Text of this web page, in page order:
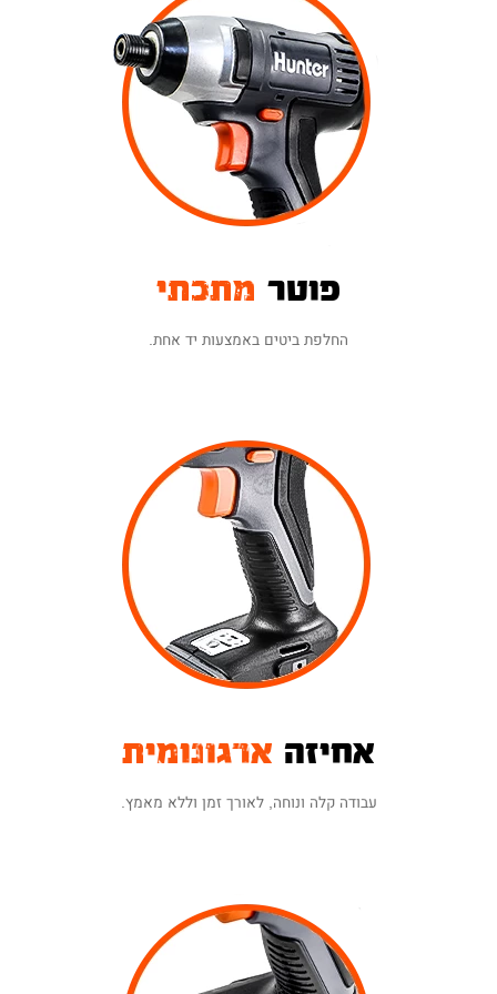
פוטר מתכתי
החלפת ביטים באמצעות יד אחת.
אחיזה ארגונומית
עבודה קלה ונוחה, לאורך זמן וללא מאמץ.